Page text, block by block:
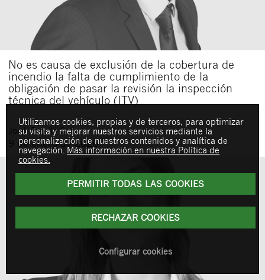
No es causa de exclusión de la cobertura de
incendio la falta de cumplimiento de la
obligación de pasar la revisión la inspección
técnica del vehículo (ITV)
JordiPerelló Coll
9 de enero de 2026
Utilizamos cookies, propias y de terceros, para optimizar
su visita y mejorar nuestros servicios mediante la
personalización de nuestros contenidos y analítica de
navegación. Más información en nuestra Política de
cookies.
PERMITIR TODAS LAS COOKIES
RECHAZAR COOKIES
Configurar cookies